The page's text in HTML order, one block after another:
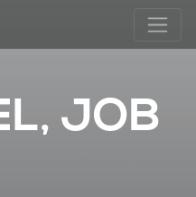
JOB